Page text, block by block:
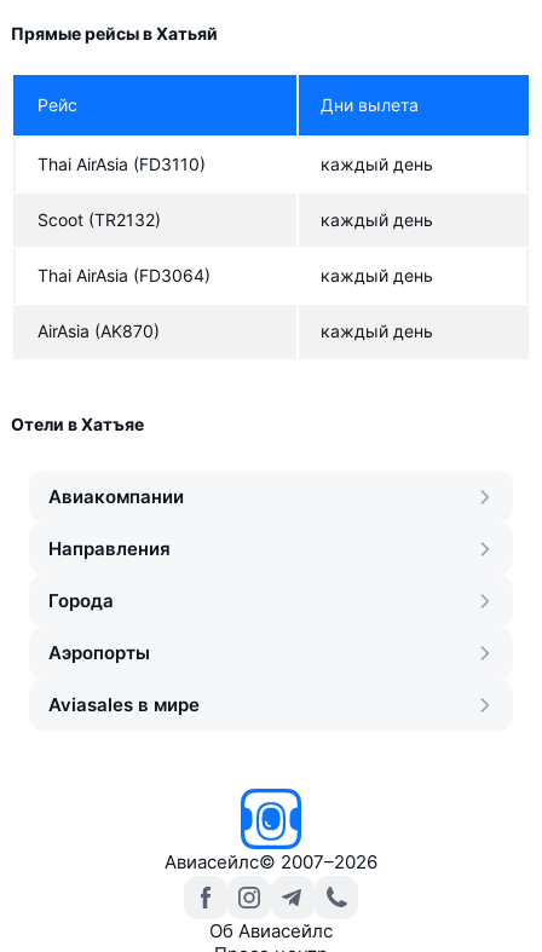
Прямые рейсы в Хатьяй
Рейс Дни вылета
Thai AirAsia (FD3110) каждый день
Scoot (TR2132) каждый день
Thai AirAsia (FD3064) каждый день
AirAsia (AK870) каждый день
Отели в Хатъяе
Авиакомпании
Направления
Города
Аэропорты
Aviasales в мире
Авиасейлс© 2007–2026
Об Авиасейлс